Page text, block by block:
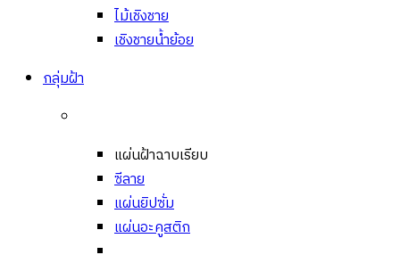
ไม้เชิงชาย
เชิงชายน้ำย้อย
กลุ่มฝ้า
แผ่นฝ้าฉาบเรียบ
ซีลาย
แผ่นยิปซั่ม
แผ่นอะคูสติก